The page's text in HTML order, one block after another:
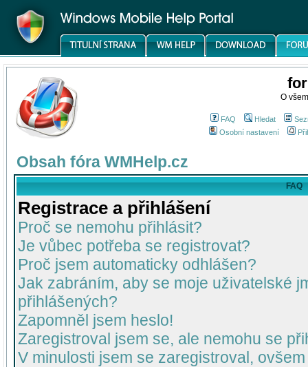
O
FAQ Hledat
Osobní nastavení
Obsah fóra WMHelp.cz
FAQ
Registrace a přihlášení
Proč se nemohu přihlásit?
Je vůbec potřeba se registrovat?
Proč jsem automaticky odhlášen?
Jak zabráním, aby se moje uživatelské
přihlášených?
Zapomněl jsem heslo!
Zaregistroval jsem se, ale nemohu se
V minulosti jsem se zaregistroval,